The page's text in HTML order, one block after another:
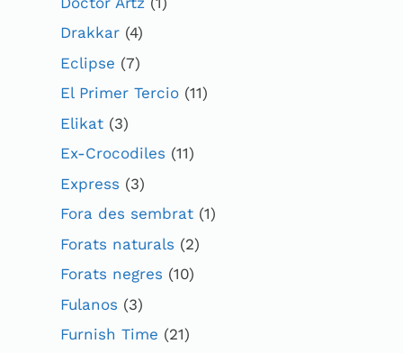
Drakkar (4)
Eclipse (7)
El Primer Tercio (11)
Elikat (3)
Ex-Crocodiles (11)
Express (3)
Fora des sembrat (1)
Forats naturals (2)
Forats negres (10)
Fulanos (3)
Furnish Time (21)